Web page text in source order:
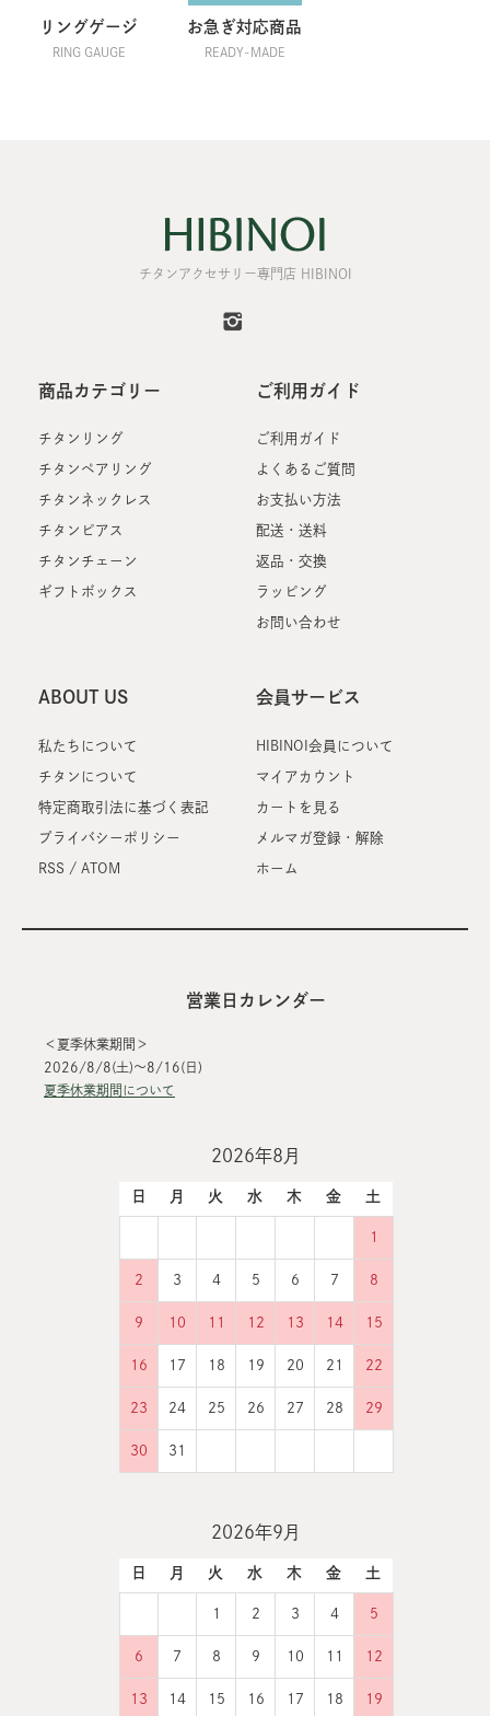
リングゲージ
RING GAUGE
お急ぎ対応商品
READY-MADE
チタンアクセサリー専門店 HIBINOI
商品カテゴリー
チタンリング
チタンペアリング
チタンネックレス
チタンピアス
チタンチェーン
ギフトボックス
ご利用ガイド
ご利用ガイド
よくあるご質問
お支払い方法
配送・送料
返品・交換
ラッピング
お問い合わせ
ABOUT US
私たちについて
チタンについて
特定商取引法に基づく表記
プライバシーポリシー
RSS / ATOM
会員サービス
HIBINOI会員について
マイアカウント
カートを見る
メルマガ登録・解除
ホーム
営業日カレンダー
＜夏季休業期間＞
2026/8/8(土)～8/16(日)
夏季休業期間について
2026年8月
日 月 火 水 木 金 土
1
2 3 4 5 6 7 8
9 10 11 12 13 14 15
16 17 18 19 20 21 22
23 24 25 26 27 28 29
30 31
2026年9月
日 月 火 水 木 金 土
1 2 3 4 5
6 7 8 9 10 11 12
13 14 15 16 17 18 19